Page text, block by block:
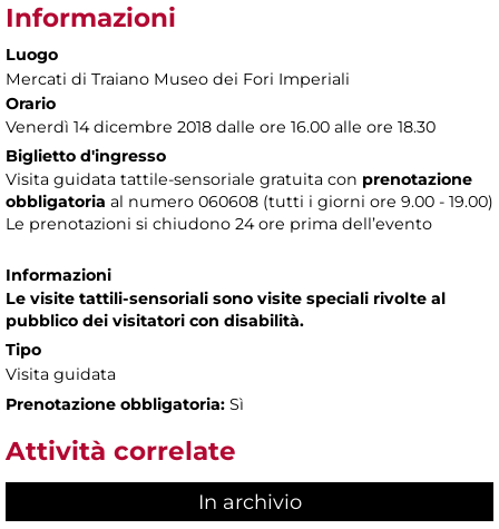
Informazioni
Luogo
Mercati di Traiano Museo dei Fori Imperiali
Orario
Venerdì 14 dicembre 2018 dalle ore 16.00 alle ore 18.30
Biglietto d'ingresso
Visita guidata tattile-sensoriale gratuita con prenotazione
obbligatoria al numero 060608 (tutti i giorni ore 9.00 - 19.00)
Le prenotazioni si chiudono 24 ore prima dell’evento
Informazioni
Le visite tattili-sensoriali sono visite speciali rivolte al
pubblico dei visitatori con disabilità.
Tipo
Visita guidata
Prenotazione obbligatoria: Sì
Attività correlate
In archivio